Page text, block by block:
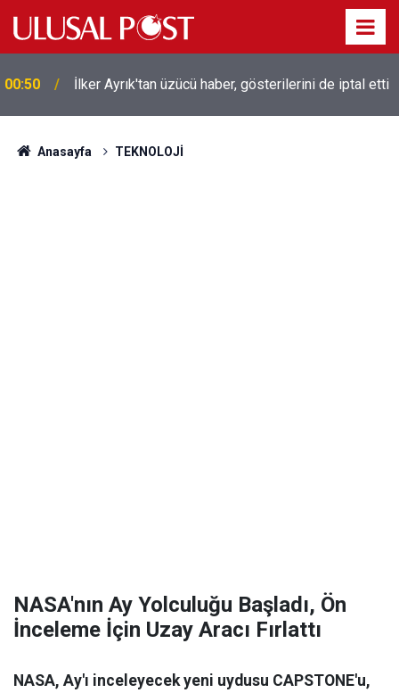
00:50 İlker Ayrık'tan üzücü haber, gösterilerini de iptal etti
00:39
Liverpool efsanesi Mısırlı yıldız Mohamed Salah
Trabzonspor ile anlaştı! Yarın geliyor
Anasayfa TEKNOLOJİ
NASA'nın Ay Yolculuğu Başladı, Ön
İnceleme İçin Uzay Aracı Fırlattı
NASA, Ay'ı inceleyecek yeni uydusu CAPSTONE'u,